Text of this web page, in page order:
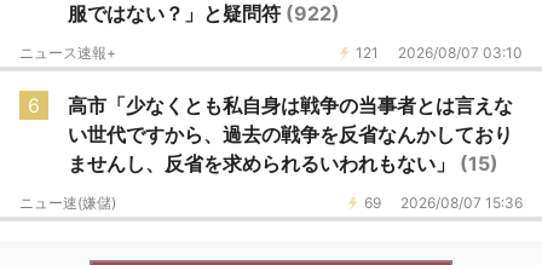
服ではない？」と疑問符 (922)
121 2026/08/07 03:10
ニュース速報+
6
高市「少なくとも私自身は戦争の当事者とは言えな
い世代ですから、過去の戦争を反省なんかしており
ませんし、反省を求められるいわれもない」 (15)
69 2026/08/07 15:36
ニュー速(嫌儲)